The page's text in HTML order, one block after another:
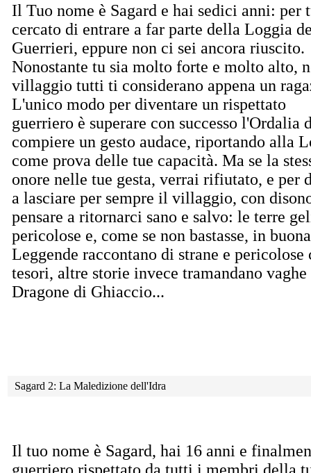
Il Tuo nome è Sagard e hai sedici anni: per
cercato di entrare a far parte della Loggia
Guerrieri, eppure non ci sei ancora riuscito.
Nonostante tu sia molto forte e molto alto,
villaggio tutti ti considerano appena un
L'unico modo per diventare un rispettato
guerriero è superare con successo l'Ordalia
compiere un gesto audace, riportando alla
come prova delle tue capacità. Ma se la
onore nelle tue gesta, verrai rifiutato, e per
a lasciare per sempre il villaggio, con
pensare a ritornarci sano e salvo: le terre
pericolose e, come se non bastasse, in
Leggende raccontano di strane e
tesori, altre storie invece tramandano
Dragone di Ghiaccio...
Sagard 2: La Maledizione dell'Idra
Il tuo nome è Sagard, hai 16 anni e